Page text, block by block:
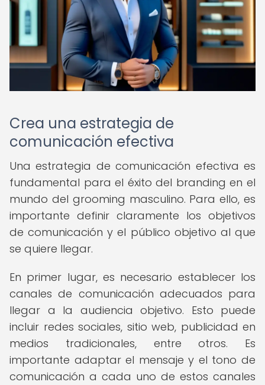
Crea una estrategia de
comunicación efectiva
Una estrategia de comunicación efectiva es
fundamental para el éxito del branding en el
mundo del grooming masculino. Para ello, es
importante definir claramente los objetivos
de comunicación y el público objetivo al que
se quiere llegar.
En primer lugar, es necesario establecer los
canales de comunicación adecuados para
llegar a la audiencia objetivo. Esto puede
incluir redes sociales, sitio web, publicidad en
medios tradicionales, entre otros. Es
importante adaptar el mensaje y el tono de
comunicación a cada uno de estos canales